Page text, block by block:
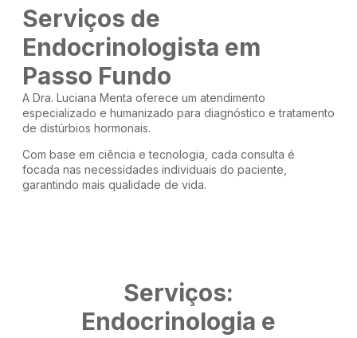
Serviços de
Endocrinologista em
Passo Fundo
A Dra. Luciana Menta oferece um atendimento
especializado e humanizado para diagnóstico e tratamento
de distúrbios hormonais.
Com base em ciência e tecnologia, cada consulta é
focada nas necessidades individuais do paciente,
garantindo mais qualidade de vida.
Serviços:
Endocrinologia e